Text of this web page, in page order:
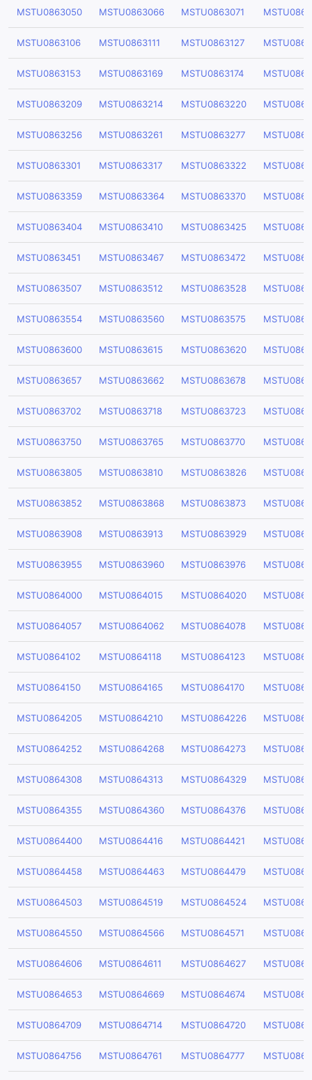
MSTU0863050 MSTU0863066 MSTU0863071
MSTU0863106 MSTU0863111 MSTU0863127
MSTU0863153 MSTU0863169 MSTU0863174
MSTU0863209 MSTU0863214 MSTU0863220
MSTU0863256 MSTU0863261 MSTU0863277
MSTU0863301 MSTU0863317 MSTU0863322
MSTU0863359 MSTU0863364 MSTU0863370
MSTU0863404 MSTU0863410 MSTU0863425
MSTU0863451 MSTU0863467 MSTU0863472
MSTU0863507 MSTU0863512 MSTU0863528
MSTU0863554 MSTU0863560 MSTU0863575
MSTU0863600 MSTU0863615 MSTU0863620
MSTU0863657 MSTU0863662 MSTU0863678
MSTU0863702 MSTU0863718 MSTU0863723
MSTU0863750 MSTU0863765 MSTU0863770
MSTU0863805 MSTU0863810 MSTU0863826
MSTU0863852 MSTU0863868 MSTU0863873
MSTU0863908 MSTU0863913 MSTU0863929
MSTU0863955 MSTU0863960 MSTU0863976
MSTU0864000 MSTU0864015 MSTU0864020
MSTU0864057 MSTU0864062 MSTU0864078
MSTU0864102 MSTU0864118 MSTU0864123
MSTU0864150 MSTU0864165 MSTU0864170
MSTU0864205 MSTU0864210 MSTU0864226
MSTU0864252 MSTU0864268 MSTU0864273
MSTU0864308 MSTU0864313 MSTU0864329
MSTU0864355 MSTU0864360 MSTU0864376
MSTU0864400 MSTU0864416 MSTU0864421
MSTU0864458 MSTU0864463 MSTU0864479
MSTU0864503 MSTU0864519 MSTU0864524
MSTU0864550 MSTU0864566 MSTU0864571
MSTU0864606 MSTU0864611 MSTU0864627
MSTU0864653 MSTU0864669 MSTU0864674
MSTU0864709 MSTU0864714 MSTU0864720
MSTU0864756 MSTU0864761 MSTU0864777